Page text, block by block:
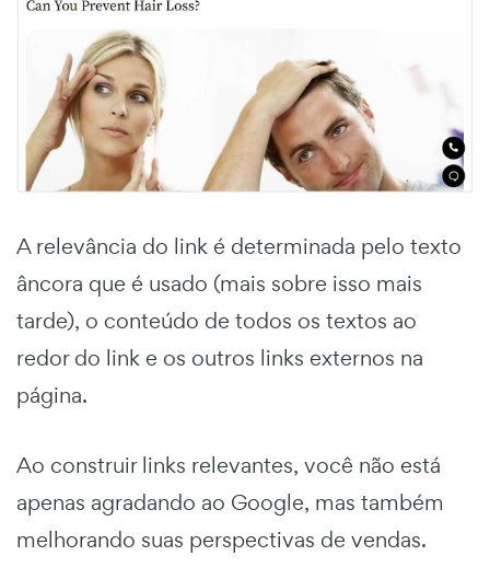
A relevância do link é determinada pelo texto
âncora que é usado (mais sobre isso mais
tarde), o conteúdo de todos os textos ao
redor do link e os outros links externos na
página.
Ao construir links relevantes, você não está
apenas agradando ao Google, mas também
melhorando suas perspectivas de vendas.